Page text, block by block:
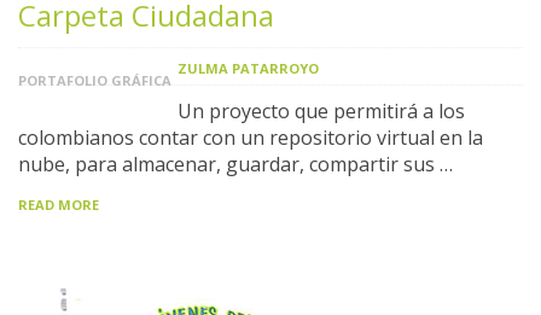
Carpeta Ciudadana
PORTAFOLIO GRÁFICA
ZULMA PATARROYO
Un proyecto que permitirá a los
colombianos contar con un repositorio virtual en la
nube, para almacenar, guardar, compartir sus …
READ MORE